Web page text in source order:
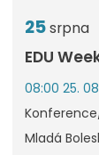
25srpna
EDU
08:00 25.
Mladá